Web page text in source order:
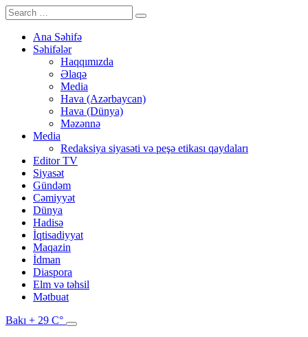
Ana Səhifə
Səhifələr
Haqqımızda
Əlaqə
Media
Hava (Azərbaycan)
Hava (Dünya)
Məzənnə
Media
Redaksiya siyasəti və peşə etikası qaydaları
Editor TV
Siyasət
Gündəm
Cəmiyyət
Dünya
Hadisə
İqtisadiyyat
Maqazin
İdman
Diaspora
Elm və təhsil
Mətbuat
Bakı + 29 C°